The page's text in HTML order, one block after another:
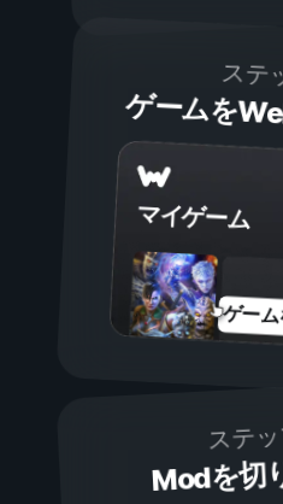
ステ
ゲームを
マイゲーム
ゲーム
ステ
Modを切